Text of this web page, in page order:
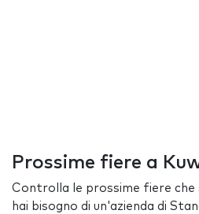
Prossime fiere a
Controlla le prossime fiere che
hai bisogno di un'azienda di